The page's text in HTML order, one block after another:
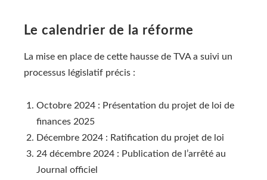
Le calendrier de la réforme
La mise en place de cette hausse de TVA a suivi un
processus législatif précis :
Octobre 2024 : Présentation du projet de loi de
finances 2025
Décembre 2024 : Ratification du projet de loi
24 décembre 2024 : Publication de l’arrêté au
Journal officiel